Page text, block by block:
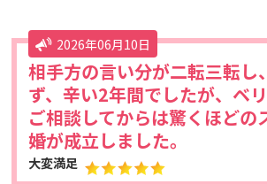
2026年06月10日
相手方の言い分が二転三転し
ず、辛い2年間でしたが、ベ
ご相談してからは驚くほどの
婚が成立しました。
大変満足